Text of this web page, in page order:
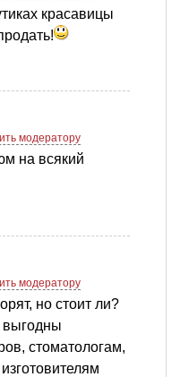
красавицы
модератору
на всякий
модератору
но стоит ли?
выгодны
стоматологам,